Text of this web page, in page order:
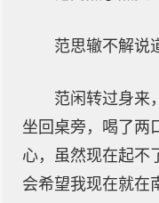
范思辙不解说
范闲转过身来
坐回桌旁，喝了两
心，虽然现在起不
会希望我现在就在